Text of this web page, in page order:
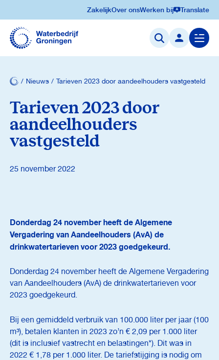
Navigatie
overslaan
ZakelijkOver onsWerken bij Translate
Menu
openen
Nieuws Tarieven 2023 door aandeelhouders vastgesteld
Tarieven 2023 door
aandeelhouders
vastgesteld
25 november 2022
Donderdag 24 november heeft de Algemene
Vergadering van Aandeelhouders (AvA) de
drinkwatertarieven voor 2023 goedgekeurd.
Donderdag 24 november heeft de Algemene Vergadering
van Aandeelhouders (AvA) de drinkwatertarieven voor
2023 goedgekeurd.
Bij een gemiddeld verbruik van 100.000 liter per jaar (100
m³), betalen klanten in 2023 zo’n € 2,09 per 1.000 liter
(dit is inclusief vastrecht en belastingen*). Dit was in
2022 € 1,78 per 1.000 liter. De tariefstijging is nodig om